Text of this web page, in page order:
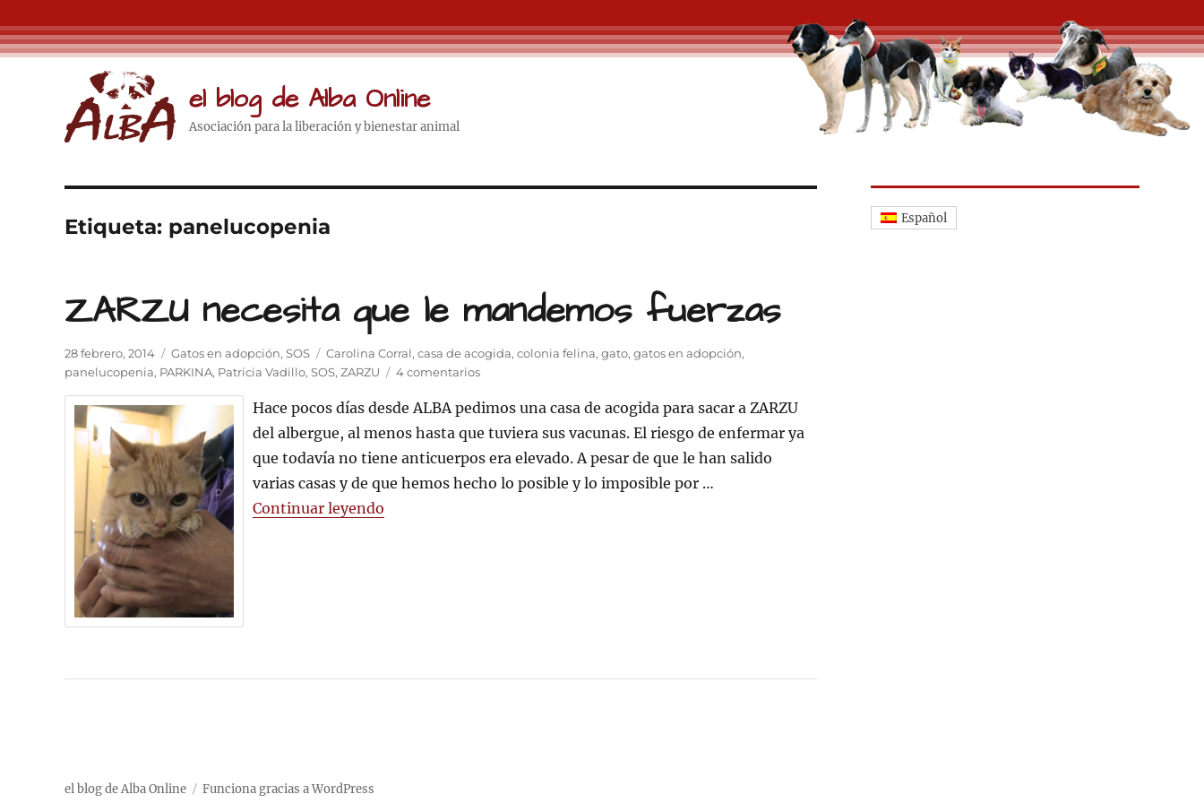
el blog de Alba Online
Asociación para la liberación y bienestar animal
Etiqueta: panelucopenia
ZARZU necesita que le mandemos fuerzas
Publicado
el
28 febrero, 2014 Categorías
Gatos en adopción, SOS Etiquetas
Carolina Corral, casa de acogida, colonia felina, gato, gatos en adopción,
panelucopenia, PARKINA, Patricia Vadillo, SOS, ZARZU 4 comentariosen
necesita
que
mandemos
fuerzas
Hace pocos días desde ALBA pedimos una casa de acogida para sacar a ZARZU
del albergue, al menos hasta que tuviera sus vacunas. El riesgo de enfermar ya
que todavía no tiene anticuerpos era elevado. A pesar de que le han salido
varias casas y de que hemos hecho lo posible y lo imposible por …
Continuar leyendo
Español
el blog de Alba Online Funciona gracias a WordPress